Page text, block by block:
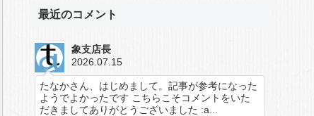
最近のコメント
象支店長
2026.07.15
たなかさん、はじめまして。記事が参考になった
ようでよかったです こちらこそコメントをいた
だきましてありがとうございました :a...